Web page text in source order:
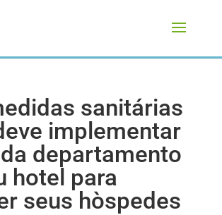
sanitárias
implementar
departamento
hotel para
seus hòspedes